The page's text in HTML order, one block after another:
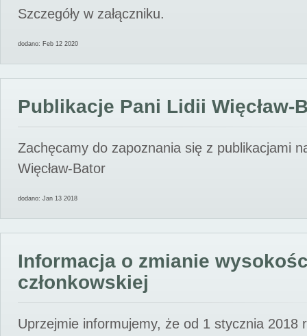
Szczegóły w załączniku.
dodano: Feb 12 2020
Publikacje Pani Lidii Więcław-
Zachęcamy do zapoznania się z publikacjami
Więcław-Bator
dodano: Jan 13 2018
Informacja o zmianie
członkowskiej
Uprzejmie informujemy, że od 1 stycznia 2018